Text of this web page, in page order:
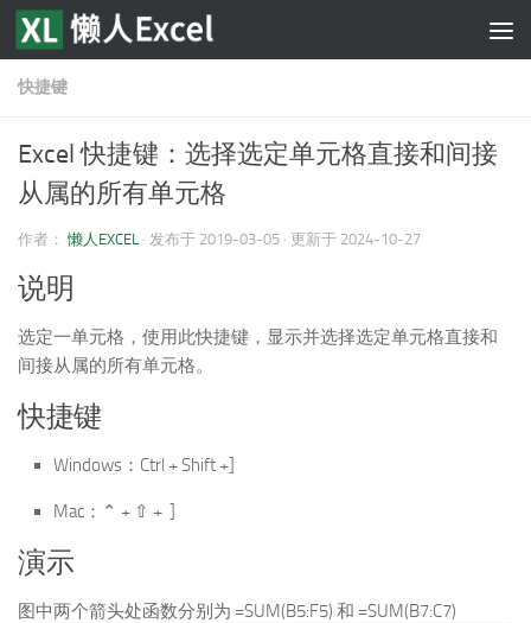
跳至内容
快捷键
Excel 快捷键：选择选定单元格直接和间接
从属的所有单元格
作者： 懒人EXCEL · 发布于 2019-03-05 · 更新于 2024-10-27
说明
选定一单元格，使用此快捷键，显示并选择选定单元格直接和
间接从属的所有单元格。
快捷键
Windows：Ctrl + Shift +]
Mac：⌃ + ⇧ + ]
演示
图中两个箭头处函数分别为 =SUM(B5:F5) 和 =SUM(B7:C7)